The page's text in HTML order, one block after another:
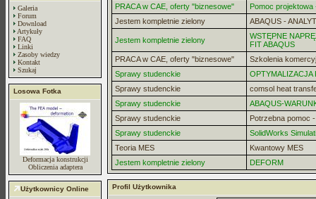
Galeria
Forum
Download
Artykuły
FAQ
Linki
Zasoby wiedzy
Kontakt
Szukaj
Losowa Fotka
Deformacja konstrukcji
Obliczenia adaptera
Użytkownicy Online
PRACA w CAE, oferty "biznesowe"
Pomoc projektowa
Jestem kompletnie zielony
ABAQUS -
Jestem kompletnie zielony
WSTĘPNE
FIT ABAQUS
PRACA w CAE, oferty "biznesowe"
Szkolenia
Sprawy studenckie
OPTYMALIZACJA
Sprawy studenckie
comsol heat
Sprawy studenckie
ABAQUS-
Sprawy studenckie
Potrzebna pomoc
Sprawy studenckie
SolidWorks
Teoria MES
Kwantowy MES
Jestem kompletnie zielony
DEFORM
Profil Użytkownika